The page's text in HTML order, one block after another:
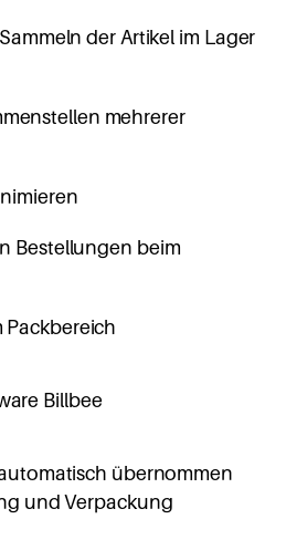
der Artikel im Lager
mehrerer
Bestellungen beim
Packbereich
Billbee
übernommen
und Verpackung